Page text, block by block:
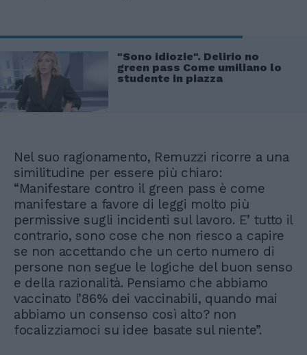
"Sono idiozie". Delirio no
green pass Come umiliano lo
studente in piazza
Nel suo ragionamento, Remuzzi ricorre a una
similitudine per essere più chiaro:
“Manifestare contro il green pass è come
manifestare a favore di leggi molto più
permissive sugli incidenti sul lavoro. E’ tutto il
contrario, sono cose che non riesco a capire
se non accettando che un certo numero di
persone non segue le logiche del buon senso
e della razionalità. Pensiamo che abbiamo
vaccinato l’86% dei vaccinabili, quando mai
abbiamo un consenso così alto? non
focalizziamoci su idee basate sul niente”.